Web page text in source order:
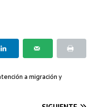
a migración y